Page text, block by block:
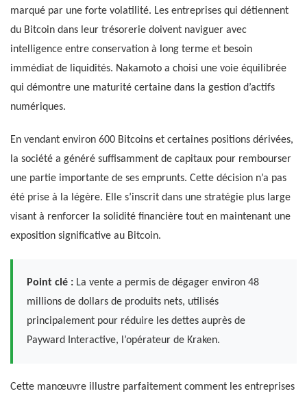
marqué par une forte volatilité. Les entreprises qui détiennent
du Bitcoin dans leur trésorerie doivent naviguer avec
intelligence entre conservation à long terme et besoin
immédiat de liquidités. Nakamoto a choisi une voie équilibrée
qui démontre une maturité certaine dans la gestion d’actifs
numériques.
En vendant environ 600 Bitcoins et certaines positions dérivées,
la société a généré suffisamment de capitaux pour rembourser
une partie importante de ses emprunts. Cette décision n’a pas
été prise à la légère. Elle s’inscrit dans une stratégie plus large
visant à renforcer la solidité financière tout en maintenant une
exposition significative au Bitcoin.
Point clé : La vente a permis de dégager environ 48
millions de dollars de produits nets, utilisés
principalement pour réduire les dettes auprès de
Payward Interactive, l’opérateur de Kraken.
Cette manœuvre illustre parfaitement comment les entreprises